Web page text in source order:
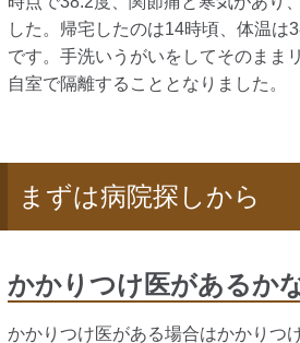
した。帰宅したのは14時頃、体温は
です。手洗いうがいをしてそのまま
自室で隔離することとなりました。
まずは病院探しから
かかりつけ医があるか
かかりつけ医がある場合はかかりつ